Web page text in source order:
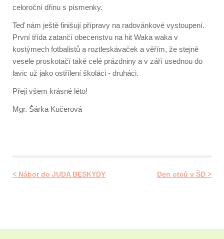
celoroční dřinu s písmenky.
Teď nám ještě finišují přípravy na radovánkové vystoupení.
První třída zatančí obecenstvu na hit Waka waka v
kostýmech fotbalistů a roztleskávaček a věřím, že stejně
vesele proskotačí také celé prázdniny a v září usednou do
lavic už jako ostřílení školáci - druháci.
Přeji všem krásné léto!
Mgr. Šárka Kučerová
< Nábor do JUDA BESKYDY Den otců v ŠD >